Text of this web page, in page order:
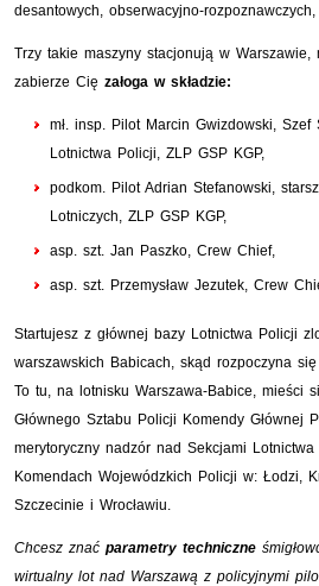
desantowych, obserwacyjno-
Trzy takie maszyny stacjonują w Warszawie,
zabierze Cię załoga w składzie:
mł. insp.
Pilot Marcin Gwizdowski, Szef
Lotnictwa Policji, ZLP GSP KGP,
podkom.
Pilot Adrian Stefanowski,
Lotniczych, ZLP GSP KGP,
asp. szt. Jan Paszko, Crew Chief,
asp. szt. Przemysław Jezutek, Crew
Startujesz z głównej bazy Lotnictwa Policji
warszawskich Babicach, skąd rozpoczyna
To tu, na lotnisku Warszawa-Babice, mieści
Głównego Sztabu Policji Komendy Głównej
merytoryczny nadzór nad Sekcjami
Komendach Wojewódzkich Policji w: Łodzi,
Szczecinie i Wrocławiu.
Chcesz znać parametry techniczne
wirtualny lot nad Warszawą z policyjnymi